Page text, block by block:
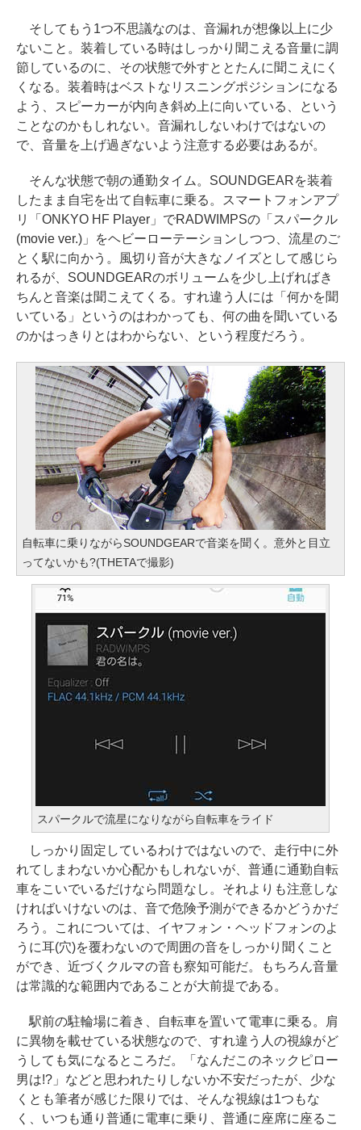
そしてもう1つ不思議なのは、音漏れが想像以上に少
ないこと。装着している時はしっかり聞こえる音量に調
節しているのに、その状態で外すととたんに聞こえにく
くなる。装着時はベストなリスニングポジションになる
よう、スピーカーが内向き斜め上に向いている、という
ことなのかもしれない。音漏れしないわけではないの
で、音量を上げ過ぎないよう注意する必要はあるが。
そんな状態で朝の通勤タイム。SOUNDGEARを装着
したまま自宅を出て自転車に乗る。スマートフォンアプ
リ「ONKYO HF Player」でRADWIMPSの「スパークル
(movie ver.)」をヘビーローテーションしつつ、流星のご
とく駅に向かう。風切り音が大きなノイズとして感じら
れるが、SOUNDGEARのボリュームを少し上げればき
ちんと音楽は聞こえてくる。すれ違う人には「何かを聞
いている」というのはわかっても、何の曲を聞いている
のかはっきりとはわからない、という程度だろう。
自転車に乗りながらSOUNDGEARで音楽を聞く。意外と目立
ってないかも?(THETAで撮影)
スパークルで流星になりながら自転車をライド
しっかり固定しているわけではないので、走行中に外
れてしまわないか心配かもしれないが、普通に通勤自転
車をこいでいるだけなら問題なし。それよりも注意しな
ければいけないのは、音で危険予測ができるかどうかだ
ろう。これについては、イヤフォン・ヘッドフォンのよ
うに耳(穴)を覆わないので周囲の音をしっかり聞くこと
ができ、近づくクルマの音も察知可能だ。もちろん音量
は常識的な範囲内であることが大前提である。
駅前の駐輪場に着き、自転車を置いて電車に乗る。肩
に異物を載せている状態なので、すれ違う人の視線がど
うしても気になるところだ。「なんだこのネックピロー
男は!?」などと思われたりしないか不安だったが、少な
くとも筆者が感じた限りでは、そんな視線は1つもな
く、いつも通り普通に電車に乗り、普通に座席に座るこ